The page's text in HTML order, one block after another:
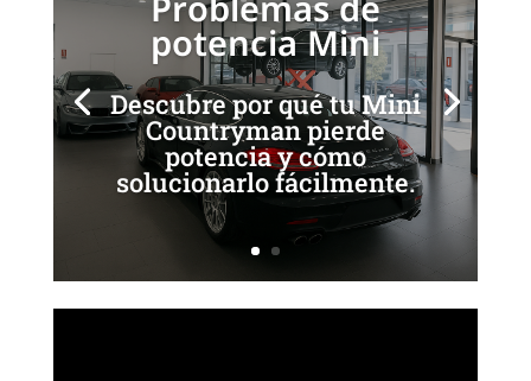
potencia Mini
Descubre por qué tu Mini
Countryman pierde
potencia y cómo
solucionarlo fácilmente.